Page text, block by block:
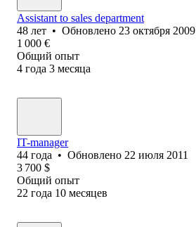
Assistant to sales department
48 лет • Обновлено 23 октября 2009
1 000 €
Общий опыт
4 года 3 месяца
IT-manager
44 года • Обновлено 22 июля 2011
3 700 $
Общий опыт
22 года 10 месяцев